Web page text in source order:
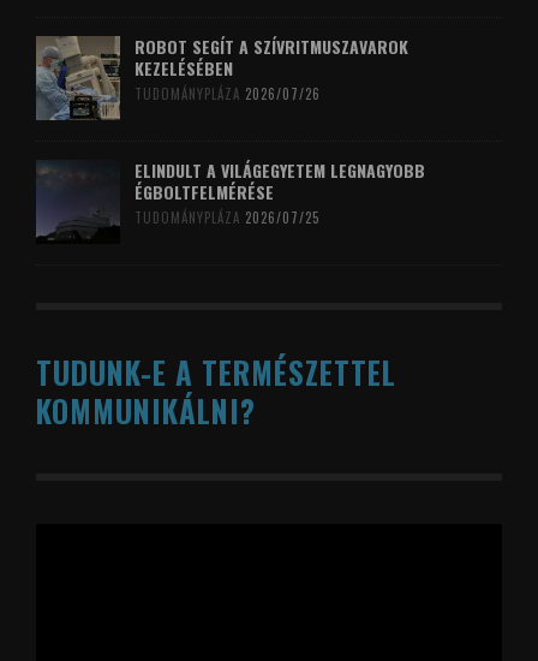
ROBOT SEGÍT A SZÍVRITMUSZAVAROK
KEZELÉSÉBEN
TUDOMÁNYPLÁZA 2026/07/26
ELINDULT A VILÁGEGYETEM LEGNAGYOBB
ÉGBOLTFELMÉRÉSE
TUDOMÁNYPLÁZA 2026/07/25
TUDUNK-E A TERMÉSZETTEL
KOMMUNIKÁLNI?